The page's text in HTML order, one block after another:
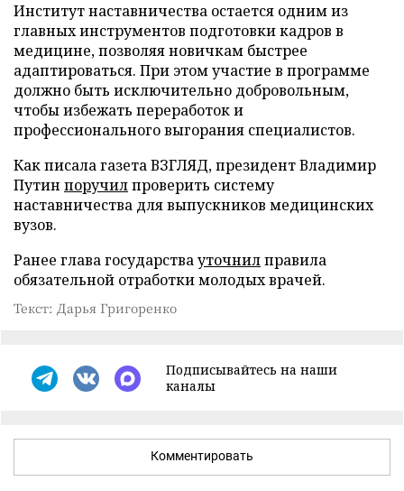
Институт наставничества остается одним из
главных инструментов подготовки кадров в
медицине, позволяя новичкам быстрее
адаптироваться. При этом участие в программе
должно быть исключительно добровольным,
чтобы избежать переработок и
профессионального выгорания специалистов.
Как писала газета ВЗГЛЯД, президент Владимир
Путин поручилпроверить систему
наставничества для выпускников медицинских
вузов.
Ранее глава государствауточнилправила
обязательной отработки молодых врачей.
Текст: Дарья Григоренко
Подписывайтесь на наши
каналы
Комментировать